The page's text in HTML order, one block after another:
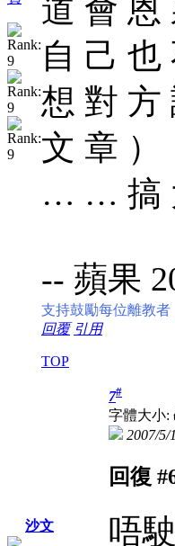
道 會 恩
自 己 也
想 對 方
文 章 ）
… … 搞
-- 蘋果
支持鼓勵每位離教者
回覆 引用
TOP
沙文
7#
字體大小:
2007/5/
回復
唔